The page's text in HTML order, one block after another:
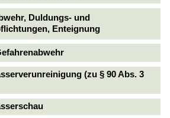
Duldungs- und
Enteignung
(zu § 90 Abs. 3